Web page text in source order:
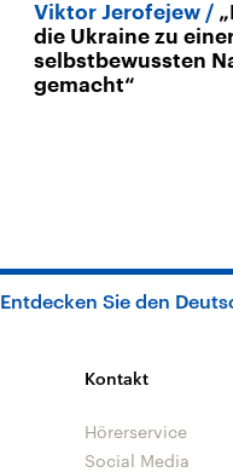
Viktor Jerofejew
die Ukraine zu
selbstbewussten
gemacht“
Entdecken Sie den
Kontakt
Hörerservice
Social Media